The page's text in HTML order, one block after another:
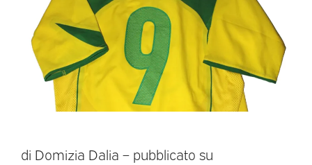
di Domizia Dalia – pubblicato su